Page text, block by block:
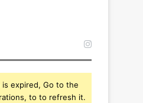
is expired, Go to the
to to refresh it.